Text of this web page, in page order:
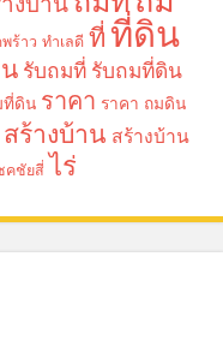
ร้าว ทำเลดี ที่ ที่ดิน
รับถมที่ รับถมที่ดิน
ที่ดิน ราคา ราคา ถมดิน
สร้างบ้าน สร้างบ้าน
คชัยสี่ ไร่